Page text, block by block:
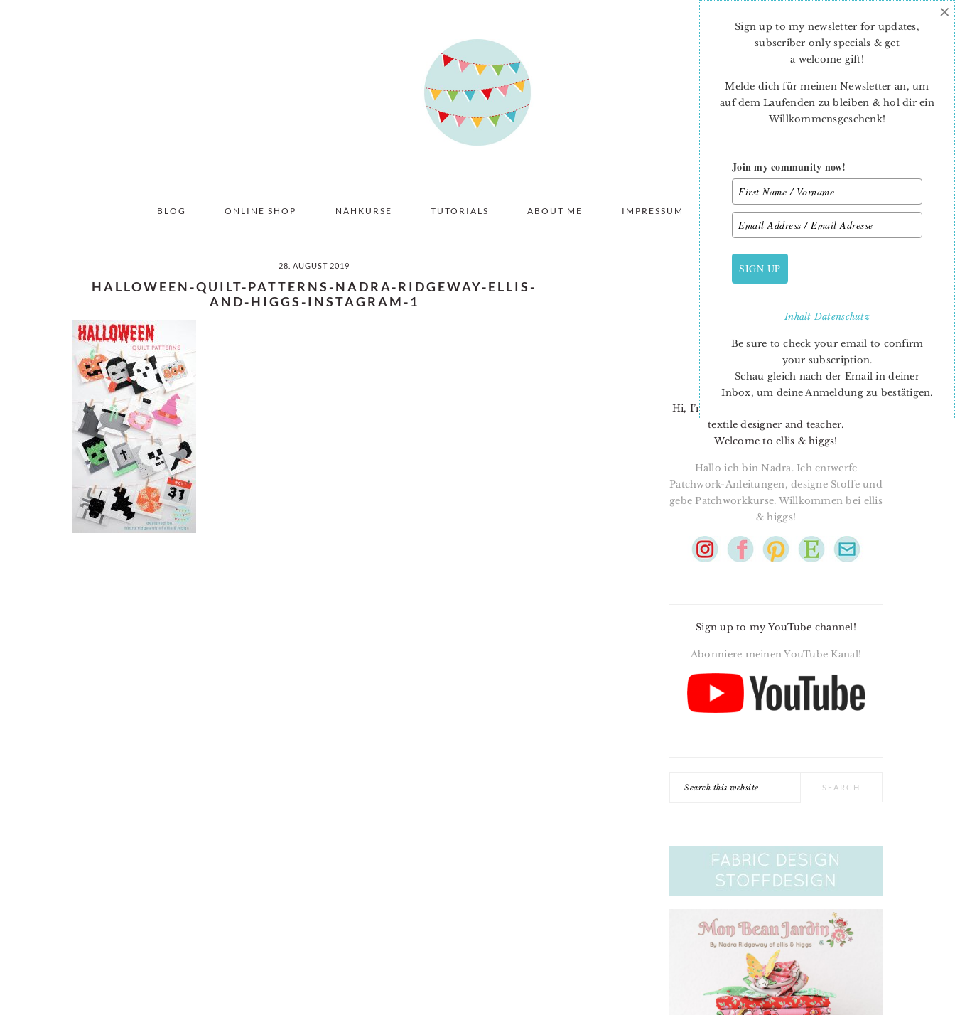
BLOG ONLINE SHOP NÄHKURSE TUTORIALS ABOUT ME IMPRESSUM DATENSCHUTZ
28. AUGUST 2019
HALLOWEEN-QUILT-PATTERNS-NADRA-RIDGEWAY-ELLIS-
AND-HIGGS-INSTAGRAM-1
PRIMARY
SIDEBAR
Hi, I’m Nadra. I’m a quilt pattern designer,
textile designer and teacher.
Welcome to ellis & higgs!
Hallo ich bin Nadra. Ich entwerfe
Patchwork-Anleitungen, designe Stoffe und
gebe Patchworkkurse. Willkommen bei ellis
& higgs!
Sign up to my YouTube channel!
Abonniere meinen YouTube Kanal!
Sign up to my newsletter for updates,
subscriber only specials & get
a welcome gift!
Melde dich für meinen Newsletter an, um
auf dem Laufenden zu bleiben & hol dir ein
Willkommensgeschenk!
Join my community now!
SIGN UP
InhaltDatenschutz
Be sure to check your email to confirm
your subscription.
Schau gleich nach der Email in deiner
Inbox, um deine Anmeldung zu bestätigen.
×